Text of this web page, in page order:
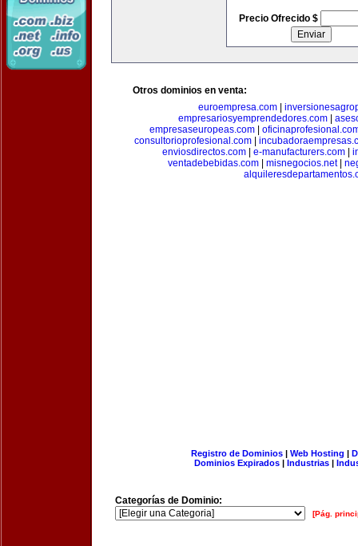
Precio Ofrecido $
Otros dominios en venta:
euroempresa.com
empresariosyemprendedores.com
empresaseuropeas.com
consultorioprofesional.com
enviosdirectos.com
e-manufacturers.com
ventadebebidas.com| misnegocios.net|
Registro de Dominios| Web Hosting |
Dominios Expirados | Industrias |
Categorías de Dominio:
[Pág.